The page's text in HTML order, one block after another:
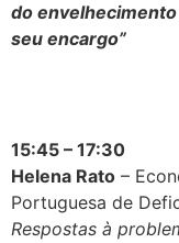
do
seu encargo”
15:45 – 17:30
Helena Rato –
Portuguesa de
Respostas à